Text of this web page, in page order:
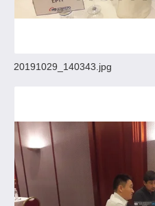
20191029_140343.jpg